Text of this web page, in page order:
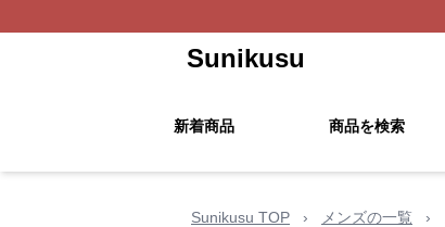
Sunikusu
新着商品 商品を検索
Sunikusu TOP › メンズの一覧 ›